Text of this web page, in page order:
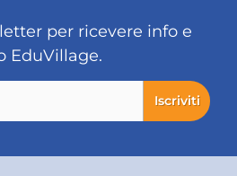
per ricevere info e
EduVillage.